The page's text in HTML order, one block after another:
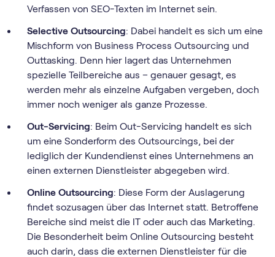
Verfassen von SEO-Texten im Internet sein.
Selective Outsourcing: Dabei handelt es sich um eine
Mischform von Business Process Outsourcing und
Outtasking. Denn hier lagert das Unternehmen
spezielle Teilbereiche aus – genauer gesagt, es
werden mehr als einzelne Aufgaben vergeben, doch
immer noch weniger als ganze Prozesse.
Out-Servicing: Beim Out-Servicing handelt es sich
um eine Sonderform des Outsourcings, bei der
lediglich der Kundendienst eines Unternehmens an
einen externen Dienstleister abgegeben wird.
Online Outsourcing: Diese Form der Auslagerung
findet sozusagen über das Internet statt. Betroffene
Bereiche sind meist die IT oder auch das Marketing.
Die Besonderheit beim Online Outsourcing besteht
auch darin, dass die externen Dienstleister für die